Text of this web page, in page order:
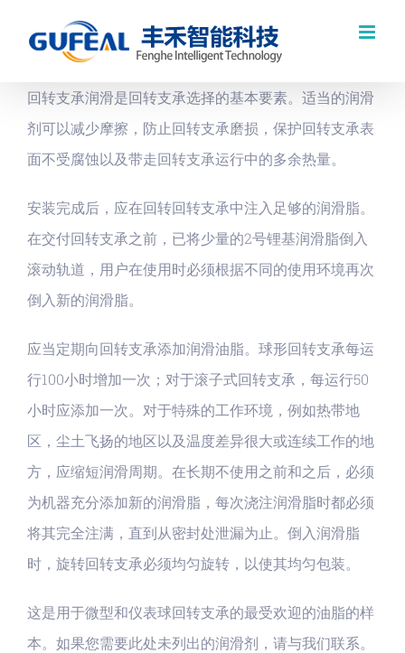
回转支承润滑是回转支承选择的基本要素。适当的润滑
剂可以减少摩擦，防止回转支承磨损，保护回转支承表
面不受腐蚀以及带走回转支承运行中的多余热量。
安装完成后，应在回转回转支承中注入足够的润滑脂。
在交付回转支承之前，已将少量的2号锂基润滑脂倒入
滚动轨道，用户在使用时必须根据不同的使用环境再次
倒入新的润滑脂。
应当定期向回转支承添加润滑油脂。球形回转支承每运
行100小时增加一次；对于滚子式回转支承，每运行50
小时应添加一次。对于特殊的工作环境，例如热带地
区，尘土飞扬的地区以及温度差异很大或连续工作的地
方，应缩短润滑周期。在长期不使用之前和之后，必须
为机器充分添加新的润滑脂，每次浇注润滑脂时都必须
将其完全注满，直到从密封处泄漏为止。倒入润滑脂
时，旋转回转支承必须均匀旋转，以使其均匀包装。
这是用于微型和仪表球回转支承的最受欢迎的油脂的样
本。如果您需要此处未列出的润滑剂，请与我们联系。